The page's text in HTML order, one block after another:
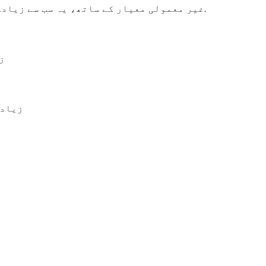
غیر معمولی معیار کے ساتھ، یہ سب سے زیادہ گاہکوں کی توجہ کو اپنی طرف متوجہ کر سکتا ہے.
زیادہ